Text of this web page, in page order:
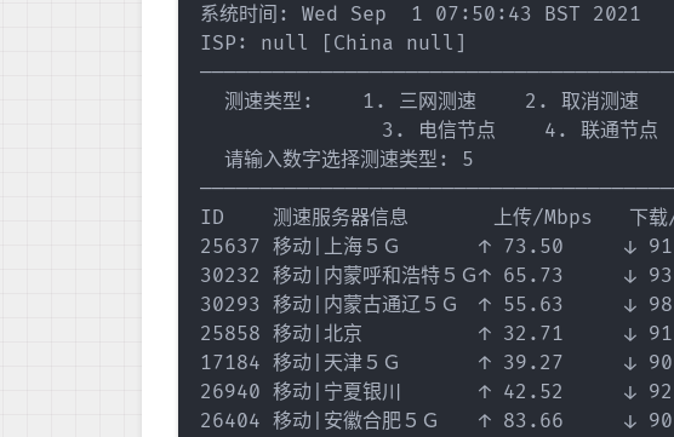
系统时间: Wed Sep  1 07:50:43 BST 2021
ISP: null [China null]
  测速类型:    1. 三网测速    2. 取消测速
3. 电信节点    4. 联通节点
  请输入数字选择测速类型: 5
ID    测速服务器信息       上传/Mbps   下载
25637 移动|上海５Ｇ　　　　↑ 73.50     ↓
30232 移动|内蒙呼和浩特５Ｇ↑ 65.73     ↓
30293 移动|内蒙古通辽５Ｇ　↑ 55.63     ↓
25858 移动|北京　　　　　　↑ 32.71     ↓
17184 移动|天津５Ｇ　　　　↑ 39.27     ↓
26940 移动|宁夏银川　　　　↑ 42.52     ↓
26404 移动|安徽合肥５Ｇ　　↑ 83.66     ↓